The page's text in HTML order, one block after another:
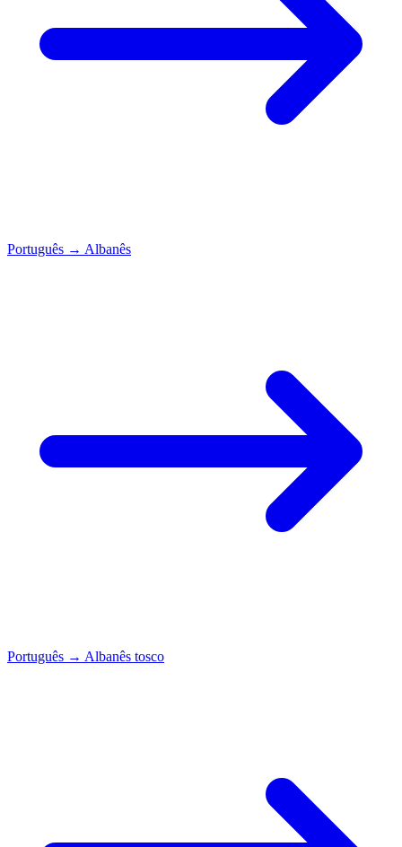
Português → Albanês
Português → Albanês tosco